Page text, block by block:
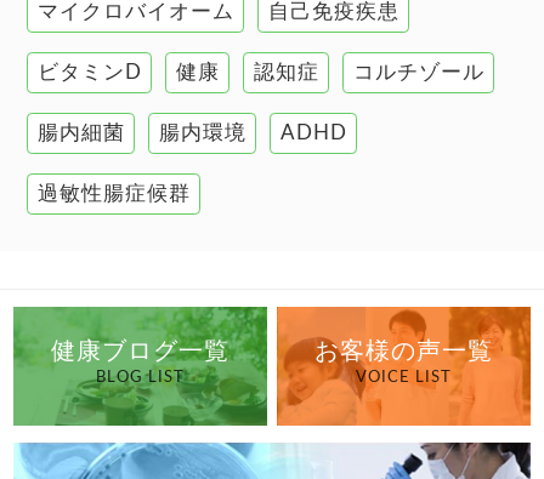
腸の健康
自己免疫疾患
高血圧
マイクロバイオーム 自己免疫疾患
ビタミンD 健康 認知症 コルチゾール
腸内細菌 腸内環境 ADHD
過敏性腸症候群
健康ブログ一覧
BLOG LIST
お客様の声一覧
VOICE LIST